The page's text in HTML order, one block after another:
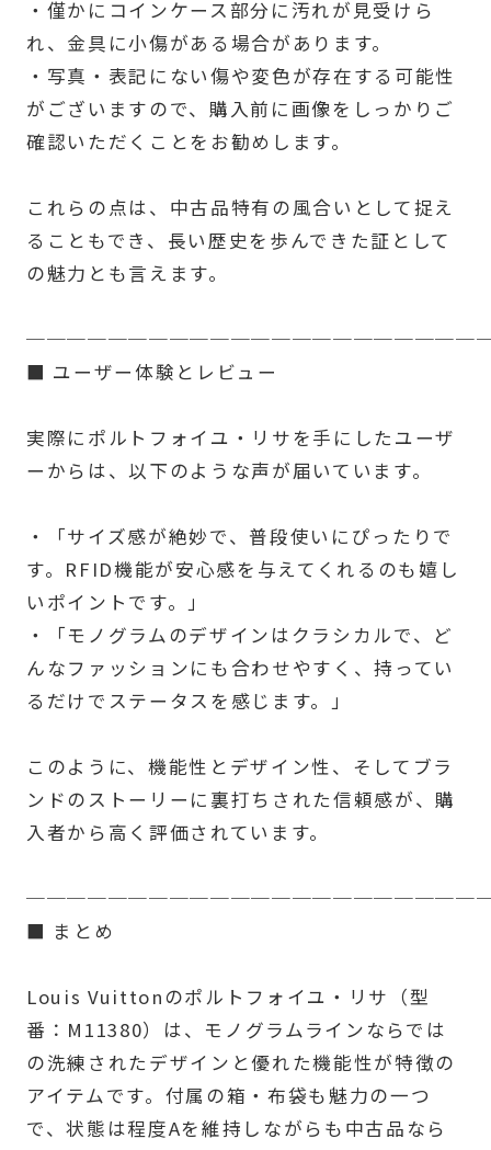
・僅かにコインケース部分に汚れが見受けら
れ、金具に小傷がある場合があります。
・写真・表記にない傷や変色が存在する可能性
がございますので、購入前に画像をしっかりご
確認いただくことをお勧めします。
これらの点は、中古品特有の風合いとして捉え
ることもでき、長い歴史を歩んできた証として
の魅力とも言えます。
■ ユーザー体験とレビュー
実際にポルトフォイユ・リサを手にしたユーザ
ーからは、以下のような声が届いています。
・「サイズ感が絶妙で、普段使いにぴったりで
す。RFID機能が安心感を与えてくれるのも嬉し
いポイントです。」
・「モノグラムのデザインはクラシカルで、ど
んなファッションにも合わせやすく、持ってい
るだけでステータスを感じます。」
このように、機能性とデザイン性、そしてブラ
ンドのストーリーに裏打ちされた信頼感が、購
入者から高く評価されています。
■ まとめ
Louis Vuittonのポルトフォイユ・リサ（型
番：M11380）は、モノグラムラインならでは
の洗練されたデザインと優れた機能性が特徴の
アイテムです。付属の箱・布袋も魅力の一つ
で、状態は程度Aを維持しながらも中古品なら